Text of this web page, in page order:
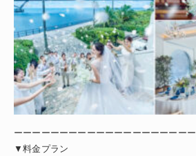
ーーーーーーーーーーーーーーーーーーーー
▼料金プラン